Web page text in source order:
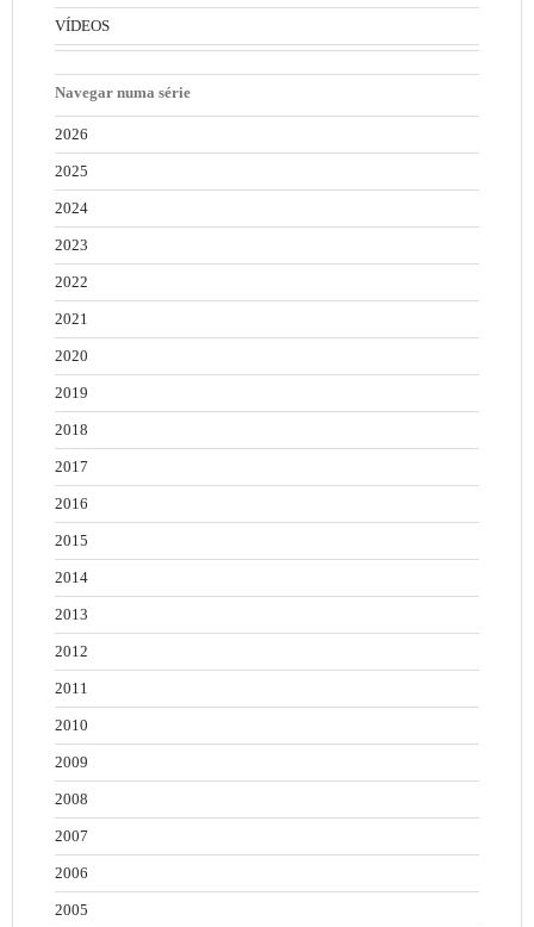
VÍDEOS
Navegar numa série
2026
2025
2024
2023
2022
2021
2020
2019
2018
2017
2016
2015
2014
2013
2012
2011
2010
2009
2008
2007
2006
2005